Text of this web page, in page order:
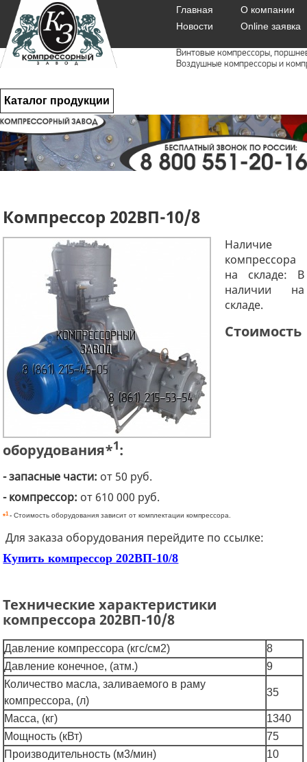
Главная
О компании
Новости
Online заявка
Винтовые компрессоры,
Воздушные компрессоры и
Каталог продукции
Компрессор 202ВП-10/8
Наличие
компрессора
на складе: В
наличии на
складе.
Стоимость
оборудования*1:
- запасные части: от 50 руб.
- компрессор: от 610 000 руб.
*1 - Стоимость оборудования зависит от комплектации компрессора.
Для заказа оборудования перейдите по ссылке:
Купить компрессор 202ВП-10/8
Технические характеристики
компрессора 202ВП-10/8
Давление компрессора (кгс/см2)
8
Давление конечное, (атм.)
9
Количество масла, заливаемого в раму
компрессора, (л)
35
Масса, (кг)
1340
Мощность (кВт)
75
Производительность (м3/мин)
10